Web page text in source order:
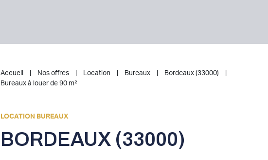
Accueil Nos offres Location Bureaux
Bordeaux (33000)
Bureaux à louer de 90 m²
LOCATION BUREAUX
BORDEAUX (33000)